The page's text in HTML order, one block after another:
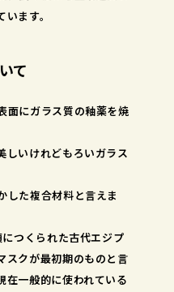
ます。
て
面にガラス質の釉薬を焼
しいけれどもろいガラス
した複合材料と言えま
つくられた古代エジプ
スクが最初期のものと言
在一般的に使われている